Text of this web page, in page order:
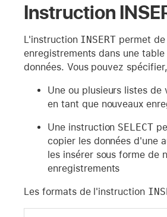
Instruction
L'instruction INSERT permet
enregistrements dans une
données. Vous pouvez
Une ou plusieurs listes de
en tant que nouveaux
Une instruction SELECT
copier les données d'une
les insérer sous forme de
enregistrements
Les formats de l'instruction